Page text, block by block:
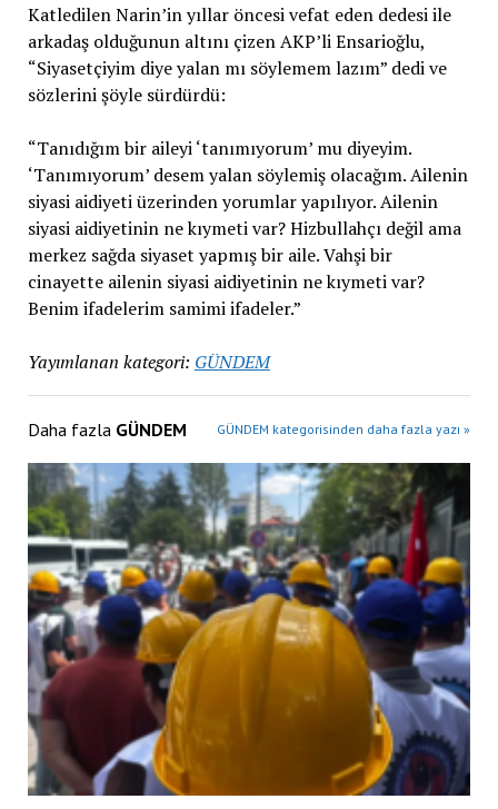
Katledilen Narin’in yıllar öncesi vefat eden dedesi ile
arkadaş olduğunun altını çizen AKP’li Ensarioğlu,
“Siyasetçiyim diye yalan mı söylemem lazım” dedi ve
sözlerini şöyle sürdürdü:
“Tanıdığım bir aileyi ‘tanımıyorum’ mu diyeyim.
‘Tanımıyorum’ desem yalan söylemiş olacağım. Ailenin
siyasi aidiyeti üzerinden yorumlar yapılıyor. Ailenin
siyasi aidiyetinin ne kıymeti var? Hizbullahçı değil ama
merkez sağda siyaset yapmış bir aile. Vahşi bir
cinayette ailenin siyasi aidiyetinin ne kıymeti var?
Benim ifadelerim samimi ifadeler.”
Yayımlanan kategori: GÜNDEM
Daha fazla GÜNDEM GÜNDEM kategorisinden daha fazla yazı »